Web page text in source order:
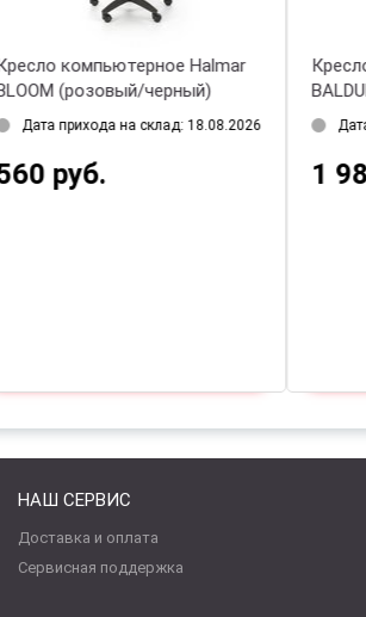
Кресло компьютерное Halmar
BLOOM (розовый/черный)
Дата прихода на склад: 18.08.2026
560 руб.
НАШ СЕРВИС
Доставка и оплата
Сервисная поддержка